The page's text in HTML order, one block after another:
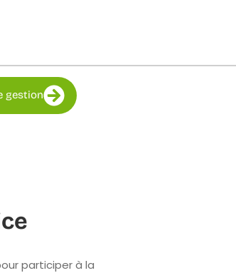
gestion
participer à la